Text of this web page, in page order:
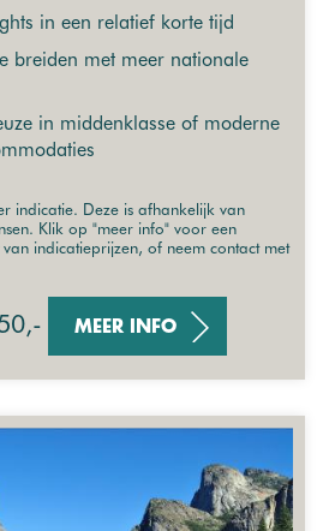
in een relatief korte tijd
breiden met meer nationale
in middenklasse of moderne
indicatie. Deze is afhankelijk van
Klik op "meer info" voor een
indicatieprijzen, of neem contact met
MEER INFO